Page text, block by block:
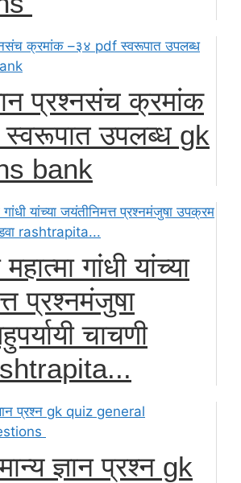
प्रश्नसंच क्रमांक
उपलब्ध gk
bank
महात्मा गांधी यांच्या
प्रश्नमंजुषा
चाचणी
ज्ञान प्रश्न gk